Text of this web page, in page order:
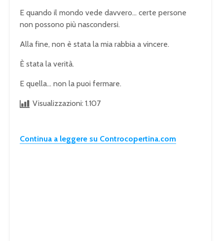
E quando il mondo vede davvero… certe persone
non possono più nascondersi.
Alla fine, non è stata la mia rabbia a vincere.
È stata la verità.
E quella… non la puoi fermare.
Visualizzazioni: 1.107
Continua a leggere su Controcopertina.com